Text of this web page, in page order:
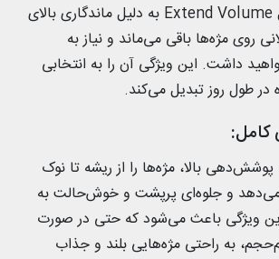
ریمل کالیستا مدل Extend Volume به دلیل ماندگاری بالای
روی مژه‌ها باقی می‌ماند و نیاز به
داشت. این ویژگی آن را به انتخابی
در طول روز تبدیل می‌کند.
بالا، مژه‌ها را از ریشه تا نوک
و جلوه‌ای پرپشت و خوش‌حالت به
ویژگی باعث می‌شود که حتی در صورت
به راحتی مژه‌هایی بلند و جذاب